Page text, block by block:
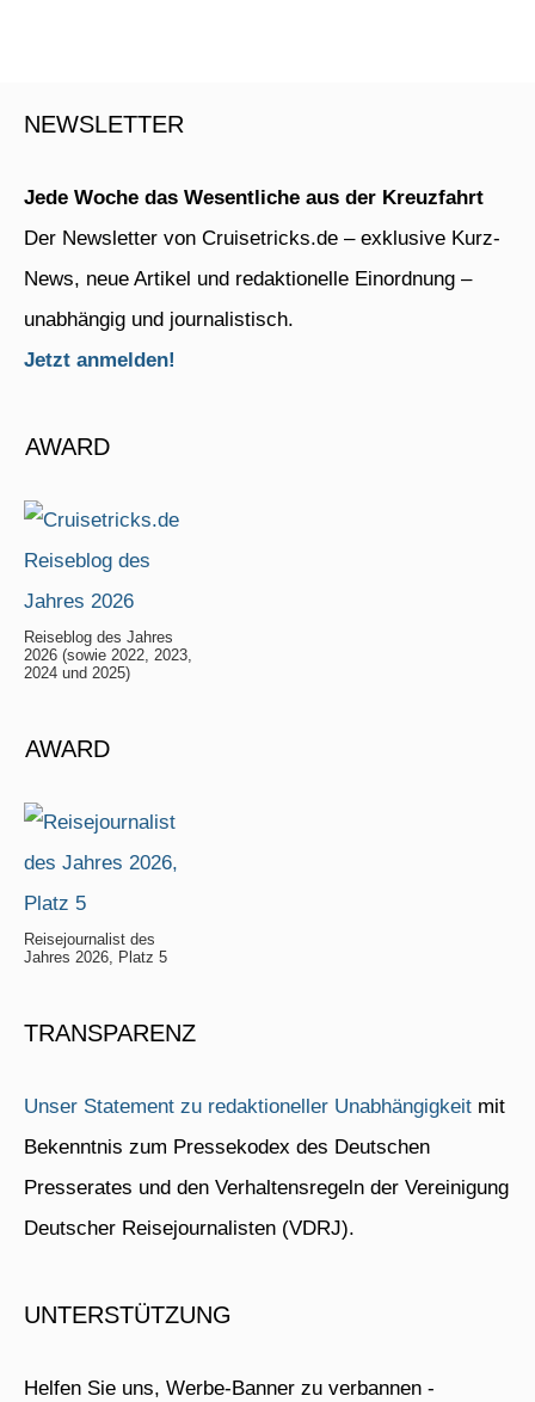
NEWSLETTER
Jede Woche das Wesentliche aus der Kreuzfahrt
Der Newsletter von Cruisetricks.de – exklusive Kurz-
News, neue Artikel und redaktionelle Einordnung –
unabhängig und journalistisch.
Jetzt anmelden!
AWARD
Reiseblog des Jahres
2026 (sowie 2022, 2023,
2024 und 2025)
AWARD
Reisejournalist des
Jahres 2026, Platz 5
TRANSPARENZ
Unser Statement zu redaktioneller Unabhängigkeit mit
Bekenntnis zum Pressekodex des Deutschen
Presserates und den Verhaltensregeln der Vereinigung
Deutscher Reisejournalisten (VDRJ).
UNTERSTÜTZUNG
Helfen Sie uns, Werbe-Banner zu verbannen -